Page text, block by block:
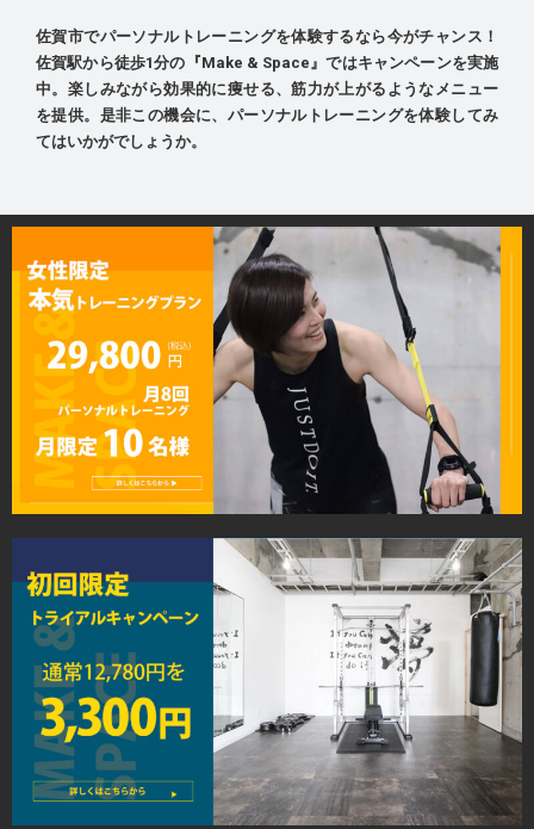
佐賀市でパーソナルトレーニングを体験するなら今がチャンス！
佐賀駅から徒歩1分の『Make & Space』ではキャンペーンを実施
中。楽しみながら効果的に痩せる、筋力が上がるようなメニュー
を提供。是非この機会に、パーソナルトレーニングを体験してみ
てはいかがでしょうか。